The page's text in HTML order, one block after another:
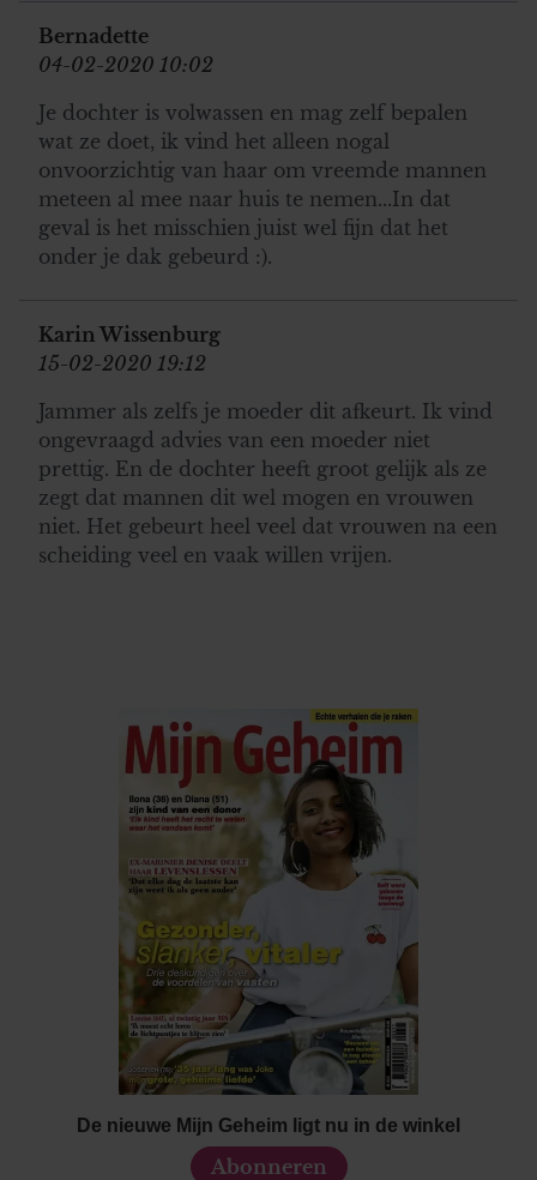
Bernadette
04-02-2020 10:02
Je dochter is volwassen en mag zelf bepalen
wat ze doet, ik vind het alleen nogal
onvoorzichtig van haar om vreemde mannen
meteen al mee naar huis te nemen...In dat
geval is het misschien juist wel fijn dat het
onder je dak gebeurd :).
Karin Wissenburg
15-02-2020 19:12
Jammer als zelfs je moeder dit afkeurt. Ik vind
ongevraagd advies van een moeder niet
prettig. En de dochter heeft groot gelijk als ze
zegt dat mannen dit wel mogen en vrouwen
niet. Het gebeurt heel veel dat vrouwen na een
scheiding veel en vaak willen vrijen.
De nieuwe Mijn Geheim ligt nu in de winkel
Abonneren